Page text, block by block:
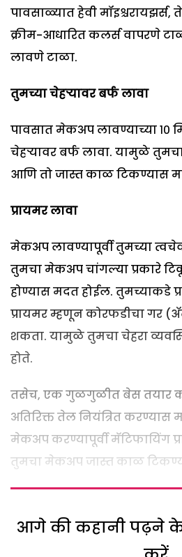
पावसाळ्यात हेवी
क्रीम-आधारित कलर्स वापरणे
लावणे टाळा.
तुमच्या चेहऱ्यावर बर्फ लावा
पावसात मेकअप लावण्याच्या १०
चेहऱ्यावर बर्फ लावा. यामुळे
आणि तो जास्त काळ टिकण्यास
प्रायमर लावा
मेकअप लावण्यापूर्वी तुमच्या
तुमचा मेकअप चांगल्या प्रकारे
होण्यास मदत होईल. तुमच्याकडे
प्रायमर म्हणून कोरफडीचा गर
शकता. यामुळे तुमचा चेहरा
होते.
तसेच, एक गुळगुळीत बेस तयार
अतिरिक्त तेल नियंत्रित करण्यास
मेकअप करण्यापूर्वी मॅटिफायिंग
तुमचा मेकअप जास्त काळ
आगे की कहानी पढ़ने के